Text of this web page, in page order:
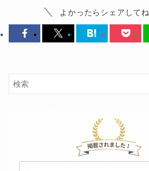
よかったらシェアしてね